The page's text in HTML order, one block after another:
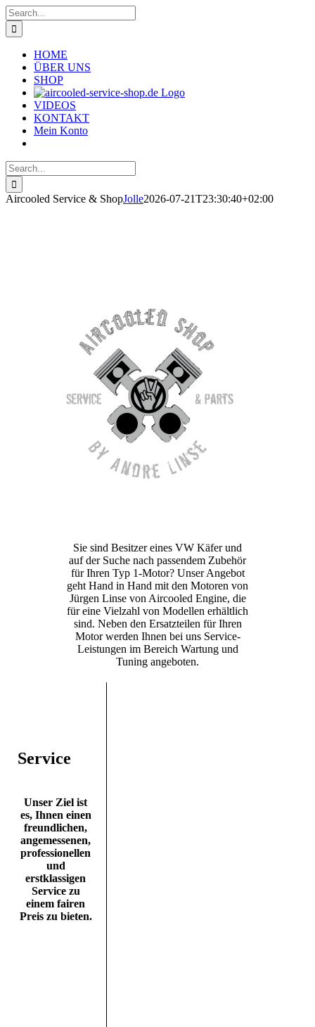
Skip
to
content
Search
for:
HOME
ÜBER UNS
SHOP
VIDEOS
KONTAKT
Mein Konto
Search
for:
Aircooled Service & ShopJolle2026-07-21T23:30:40+02:00
Sie sind Besitzer eines VW Käfer und
auf der Suche nach passendem Zubehör
für Ihren Typ 1-Motor? Unser Angebot
geht Hand in Hand mit den Motoren von
Jürgen Linse von Aircooled Engine, die
für eine Vielzahl von Modellen erhältlich
sind. Neben den Ersatzteilen für Ihren
Motor werden Ihnen bei uns Service-
Leistungen im Bereich Wartung und
Tuning angeboten.
Service
Unser Ziel ist
es, Ihnen einen
freundlichen,
angemessenen,
professionellen
und
erstklassigen
Service zu
einem fairen
Preis zu bieten.